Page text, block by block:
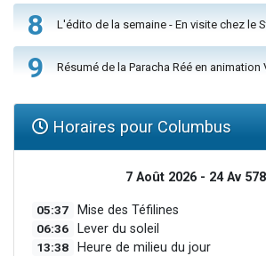
8 L'édito de la semaine - En visite chez le
9 Résumé de la Paracha Réé en animation
Horaires pour Columbus
7 Août 2026 - 24 Av
05:37 Mise des Téfilines
06:36 Lever du soleil
13:38 Heure de milieu du jour